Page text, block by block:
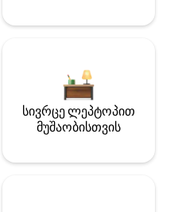
სივრცე ლეპტოპით
მუშაობისთვის